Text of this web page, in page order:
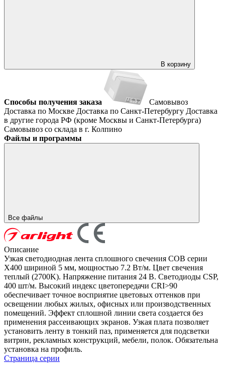
В корзину
Способы получения заказа
Самовывоз
Доставка по Москве Доставка по Санкт-Петербургу Доставка
в другие города РФ (кроме Москвы и Санкт-Петербурга)
Самовывоз со склада в г. Колпино
Файлы и программы
Все файлы
Описание
Узкая светодиодная лента сплошного свечения COB серии
X400 шириной 5 мм, мощностью 7.2 Вт/м. Цвет свечения
теплый (2700K). Напряжение питания 24 В. Светодиоды CSP,
400 шт/м. Высокий индекс цветопередачи CRI>90
обеспечивает точное восприятие цветовых оттенков при
освещении любых жилых, офисных или производственных
помещений. Эффект сплошной линии света создается без
применения рассеивающих экранов. Узкая плата позволяет
установить ленту в тонкий паз, применяется для подсветки
витрин, рекламных конструкций, мебели, полок. Обязательна
установка на профиль.
Страница серии